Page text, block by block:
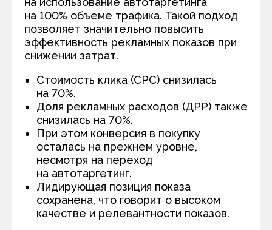
на 100% объеме трафика. Такой подход
позволяет значительно повысить
эффективность рекламных показов при
снижении затрат.
Стоимость клика (CPC) снизилась
на 70%.
Доля рекламных расходов (ДРР) также
снизилась на 70%.
При этом конверсия в покупку
осталась на прежнем уровне,
несмотря на переход
на автотаргетинг.
Лидирующая позиция показа
сохранена, что говорит о высоком
качестве и релевантности показов.